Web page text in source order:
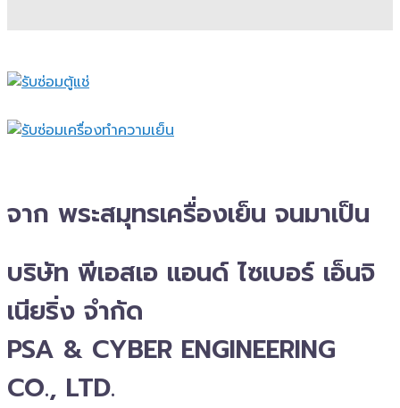
จาก พระสมุทรเครื่องเย็น จนมาเป็น
บริษัท พีเอสเอ แอนด์ ไซเบอร์ เอ็นจิ
เนียริ่ง จำกัด
PSA & CYBER ENGINEERING
CO., LTD.